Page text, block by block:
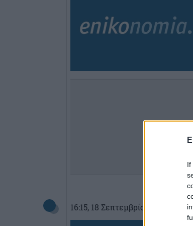
If
16:15, 18 Σεπτεμβρίου 2019